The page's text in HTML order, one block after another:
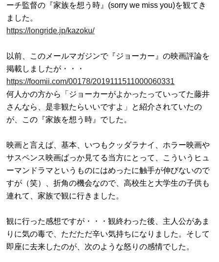
ーチ監督の『家族を想う時』(sorry we miss you)を観てき
https://longride.jp/kazoku/
以前、このメールマガジンで『ジョーカー』の映画評論を
https://foomii.com/00178/2019111511000060331
何人かの方から「ジョーカーがよかったっていってた藤井
さんなら、是非観たらいいですよ」と紹介されていたの
が、この『家族を想う時』でした。
映画と言えば、基本、いつもクッダラナイ、ホラー映画や
サスペンス映画ばっか見てる当方にとって、こういうヒュ
ーマンドラマというものにはめったに触手が伸びないので
すが（笑）、折角の機会なので、高校生と大学生の子供も
連れて、家族で観に行きました。
観に行った感想ですが・・・観終わった後、主人公があま
りに気の毒で、ただただ辛い気持ちになりました。そして
即座に去来したのが、次のような怒りの感情でした。